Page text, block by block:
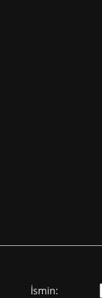
İsmin: